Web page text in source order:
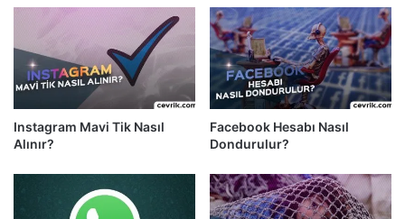
Instagram Mavi Tik Nasıl
Alınır?
Facebook Hesabı Nasıl
Dondurulur?